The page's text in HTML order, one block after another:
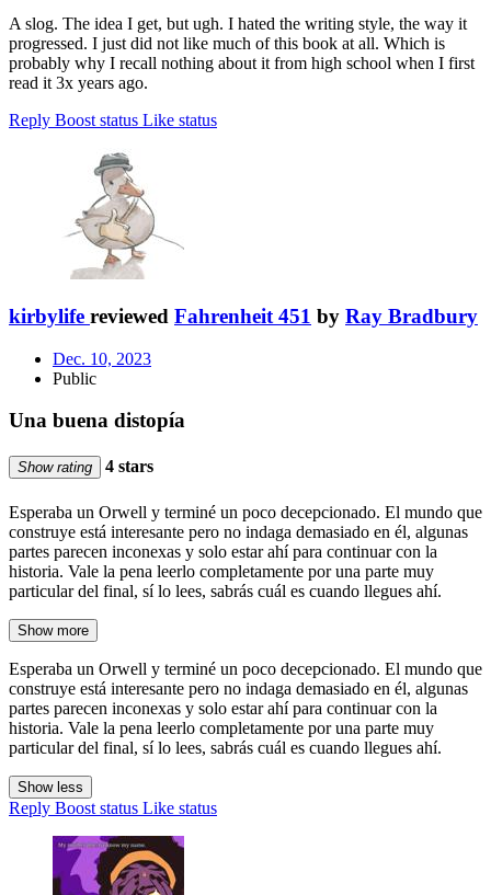
A slog. The idea I get, but ugh. I hated the writing style, the way it
progressed. I just did not like much of this book at all. Which is
probably why I recall nothing about it from high school when I first
read it 3x years ago.
Reply Boost status Like status
kirbylife reviewed Fahrenheit 451 by Ray Bradbury
Dec. 10, 2023
Public
Una buena distopía
Show rating 4 stars
Esperaba un Orwell y terminé un poco decepcionado. El mundo que
construye está interesante pero no indaga demasiado en él, algunas
partes parecen inconexas y solo estar ahí para continuar con la
historia. Vale la pena leerlo completamente por una parte muy
particular del final, sí lo lees, sabrás cuál es cuando llegues ahí.
Show more
Esperaba un Orwell y terminé un poco decepcionado. El mundo que
construye está interesante pero no indaga demasiado en él, algunas
partes parecen inconexas y solo estar ahí para continuar con la
historia. Vale la pena leerlo completamente por una parte muy
particular del final, sí lo lees, sabrás cuál es cuando llegues ahí.
Show less
Reply Boost status Like status